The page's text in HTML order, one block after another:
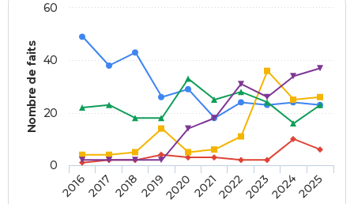
Nombre de faits
20162017 20182019202020212022202320242025
0
20
40
60